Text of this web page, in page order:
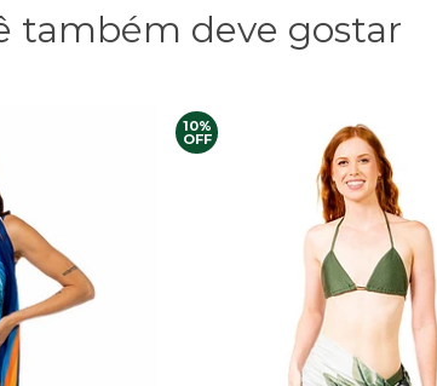
também deve gostar
10%
OFF